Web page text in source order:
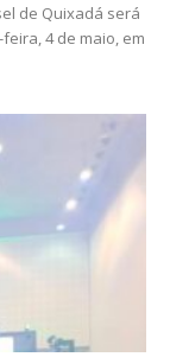
de Quixadá será
4 de maio, em